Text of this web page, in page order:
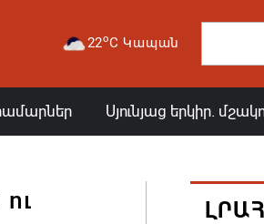
22oC Կապան
Սյունյաց երկիր.